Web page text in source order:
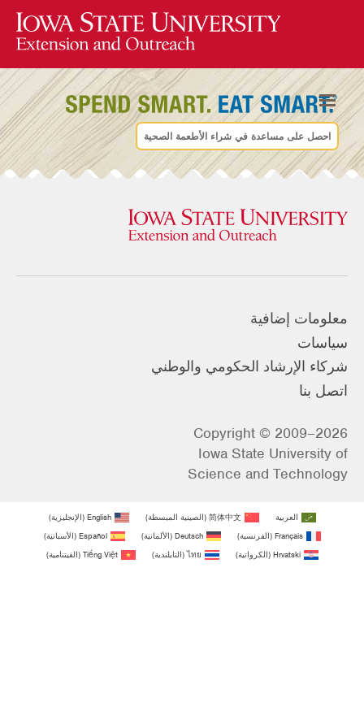
احصل على مساعدة في شراء الأطعمة الصحية
معلومات إضافية
سياسات
شركاء الإرشاد الحكومي والوطني
اتصل بنا
Copyright © 2009–2026
Iowa State University of
Science and Technology
العربية 简体中文
(الصينية المبسطة)
English
(الإنجليزية)
Français
(الفرنسية)
Deutsch
(الألمانية)
Español
(الأسبانية)
Hrvatski
(الكرواتية)
ไทย
(التايلندية)
Tiếng Việt
(الفيتنامية)